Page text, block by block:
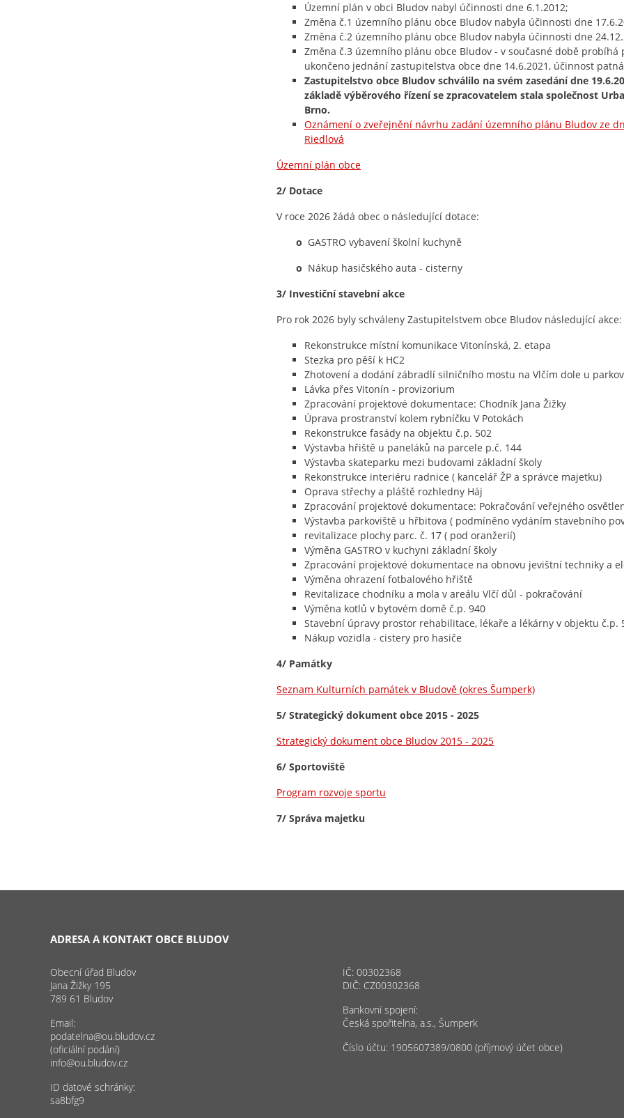
Územní plán v obci Bludov nabyl účinnosti dne 6.1.2012;
Změna č.1 územního plánu obce Bludov nabyla účinnosti dne
Změna č.2 územního plánu obce Bludov nabyla účinnosti dne
Změna č.3 územního plánu obce Bludov - v současné době
ukončeno jednání zastupitelstva obce dne 14.6.2021, účinnost
Zastupitelstvo obce Bludov schválilo na svém zasedání dne
základě výběrového řízení se zpracovatelem stala společnost
Brno.
Oznámení o zveřejnění návrhu zadání územního plánu Bludov ze
Riedlová
Územní plán obce
2/ Dotace
V roce 2026 žádá obec o následující dotace:
o GASTRO vybavení školní kuchyně
o Nákup hasičského auta - cisterny
3/ Investiční stavební akce
Pro rok 2026 byly schváleny Zastupitelstvem obce Bludov následující akce:
Rekonstrukce místní komunikace Vitonínská, 2. etapa
Stezka pro pěší k HC2
Zhotovení a dodání zábradlí silničního mostu na Vlčím dole u
Lávka přes Vitonín - provizorium
Zpracování projektové dokumentace: Chodník Jana Žižky
Úprava prostranství kolem rybníčku V Potokách
Rekonstrukce fasády na objektu č.p. 502
Výstavba hřiště u paneláků na parcele p.č. 144
Výstavba skateparku mezi budovami základní školy
Rekonstrukce interiéru radnice ( kancelář ŽP a správce majetku)
Oprava střechy a pláště rozhledny Háj
Zpracování projektové dokumentace: Pokračování veřejného
Výstavba parkoviště u hřbitova ( podmíněno vydáním stavebního
revitalizace plochy parc. č. 17 ( pod oranžerií)
Výměna GASTRO v kuchyni základní školy
Zpracování projektové dokumentace na obnovu jevištní techniky a
Výměna ohrazení fotbalového hřiště
Revitalizace chodníku a mola v areálu Vlčí důl - pokračování
Výměna kotlů v bytovém domě č.p. 940
Stavební úpravy prostor rehabilitace, lékaře a lékárny v objektu č.p.
Nákup vozidla - cistery pro hasiče
4/ Památky
Seznam Kulturních památek v Bludově (okres Šumperk)
5/ Strategický dokument obce 2015 - 2025
Strategický dokument obce Bludov 2015 - 2025
6/ Sportoviště
Program rozvoje sportu
7/ Správa majetku
ADRESA A KONTAKT OBCE BLUDOV
Obecní úřad Bludov
Jana Žižky 195
789 61 Bludov
Email:
podatelna@ou.bludov.cz
(oficiální podání)
info@ou.bludov.cz
ID datové schránky:
sa8bfg9
IČ: 00302368
DIČ: CZ00302368
Bankovní spojení:
Česká spořitelna, a.s., Šumperk
Číslo účtu: 1905607389/0800 (příjmový účet obce)